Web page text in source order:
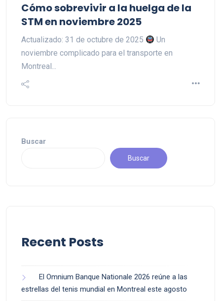
Cómo sobrevivir a la huelga de la
STM en noviembre 2025
Actualizado: 31 de octubre de 2025
Un
noviembre complicado para el transporte en
Montreal...
Buscar
Buscar
Recent Posts
El Omnium Banque Nationale 2026 reúne a las
estrellas del tenis mundial en Montreal este agosto